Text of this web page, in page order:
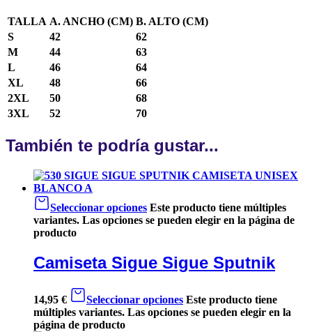
TALLA A. ANCHO (CM) B. ALTO (CM)
S
42
62
M
44
63
L
46
64
XL
48
66
2XL
50
68
3XL
52 70
También te podría gustar...
Seleccionar opciones Este producto tiene múltiples
variantes. Las opciones se pueden elegir en la página de
producto
Camiseta Sigue Sigue Sputnik
14,95 € Seleccionar opciones Este producto tiene
múltiples variantes. Las opciones se pueden elegir en la
página de producto